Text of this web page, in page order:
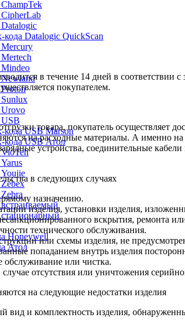
Datalogic QuickScan
USB Marson
кода USB Атол
Honeywell
Атол
в течение 14 дней в
покупателем.
товара, покупатель осуществляет
на расходные материалы. А именно
устройства, соединительные
в следующих случаях
назначению.
изделия, установки изделия,
вскрытия, ремонта
технического обслуживания.
или схемы изделия, не
попаданием внутрь изделия
обслуживание или чистка.
отсутствия или уничтожения
на следующие недостатки изделия
вид и комплектность изделия,